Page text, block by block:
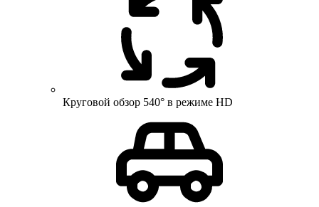
Круговой обзор 540° в режиме HD